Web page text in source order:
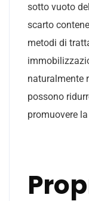
sotto vuoto
scarto
metodi di
naturalmente
possono
promuovere